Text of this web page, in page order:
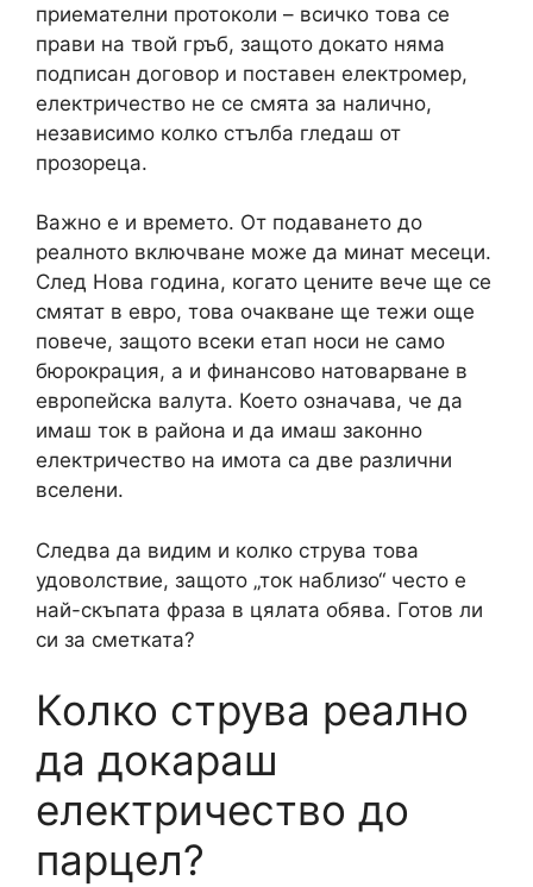
приемателни протоколи – всичко това се
прави на твой гръб, защото докато няма
подписан договор и поставен електромер,
електричество не се смята за налично,
независимо колко стълба гледаш от
прозореца.
Важно е и времето. От подаването до
реалното включване може да минат месеци.
След Нова година, когато цените вече ще се
смятат в евро, това очакване ще тежи още
повече, защото всеки етап носи не само
бюрокрация, а и финансово натоварване в
европейска валута. Което означава, че да
имаш ток в района и да имаш законно
електричество на имота са две различни
вселени.
Следва да видим и колко струва това
удоволствие, защото „ток наблизо“ често е
най-скъпата фраза в цялата обява. Готов ли
си за сметката?
Колко струва реално
да докараш
електричество до
парцел?